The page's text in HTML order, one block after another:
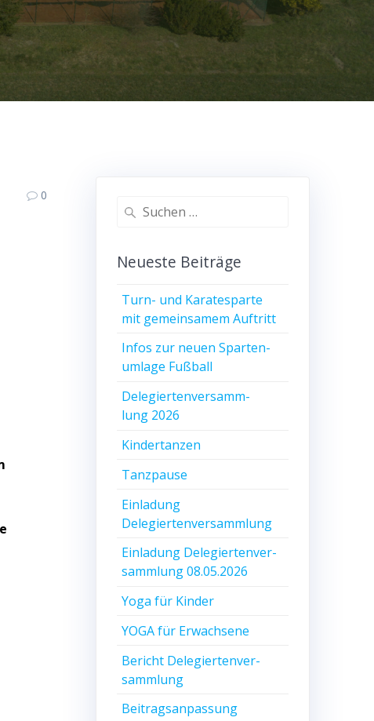
0
Suche
Neu­es­te Beiträge
Turn- und Kara­te­spar­te
mit gemein­sa­mem Auftritt
Infos zur neu­en Spar­ten­
um­la­ge Fußball
Dele­gier­ten­ver­samm­
lung 2026
Kin­der­tan­zen
Tanz­pau­se
Ein­la­dung
Delegiertenversammlung
Ein­la­dung Dele­gier­ten­ver­
samm­lung 08.05.2026
Yoga für Kinder
YOGA für Erwachsene
Bericht Dele­gier­ten­ver­
samm­lung
Bei­trags­an­pas­sung